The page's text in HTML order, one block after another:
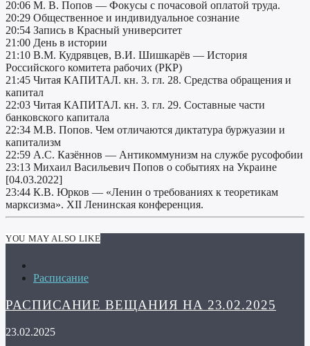
20:06 М. В. Попов — Фокусы с почасовой оплатой труда.
20:29 Общественное и индивидуальное сознание
20:54 Запись в Красный университет
21:00 День в истории
21:10 В.М. Кудрявцев, В.И. Шишкарёв — История
Российского комитета рабочих (РКР)
21:45 Читая КАПИТАЛ. кн. 3. гл. 28. Средства обращения и
капитал
22:03 Читая КАПИТАЛ. кн. 3. гл. 29. Составные части
банковского капитала
22:34 М.В. Попов. Чем отличаются диктатура буржуазии и
капитализм
22:59 А.С. Казённов — Антикоммунизм на службе русофобии
23:13 Михаил Васильевич Попов о событиях на Украине
[04.03.2022]
23:44 К.В. Юрков — «Ленин о требованиях к теоретикам
марксизма». XII Ленинская конференция.
YOU MAY ALSO LIKE
Расписание
РАСПИСАНИЕ ВЕЩАНИЯ НА 23.02.2025
23.02.2025